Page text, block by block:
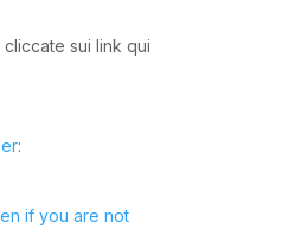
sui link qui
:
if you are not